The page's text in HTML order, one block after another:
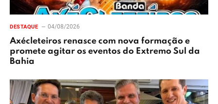
DESTAQUE 04/08/2026
Axécleteiros renasce com nova formação e
promete agitar os eventos do Extremo Sul da
Bahia